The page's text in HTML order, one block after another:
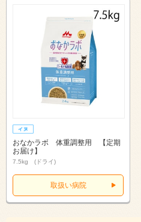
おなかラボ 体重調整用 【定期
お届け】
7.5kg (ドライ)
取扱い病院